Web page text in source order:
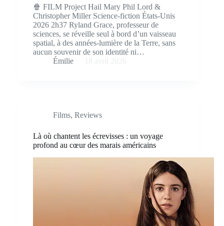
🍿 FILM Project Hail Mary Phil Lord &
Christopher Miller Science-fiction États-Unis
2026 2h37 Ryland Grace, professeur de
sciences, se réveille seul à bord d’un vaisseau
spatial, à des années-lumière de la Terre, sans
aucun souvenir de son identité ni…
Émilie
Films, Reviews
Là où chantent les écrevisses : un voyage
profond au cœur des marais américains